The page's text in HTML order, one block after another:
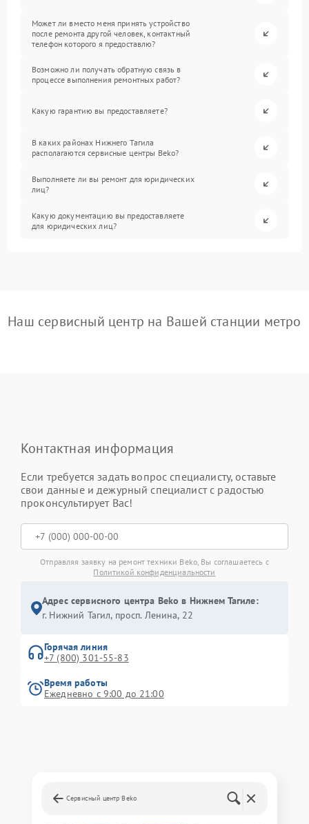
Может ли вместо меня принять устройство
после ремонта другой человек, контактный
телефон которого я предоставлю?
Возможно ли получать обратную связь в
процессе выполнения ремонтных работ?
Какую гарантию вы предоставляете?
В каких районах Нижнего Тагила
располагаются сервисные центры Beko?
Выполняете ли вы ремонт для юридических
лиц?
Какую документацию вы предоставляете
для юридических лиц?
Наш сервисный центр на Вашей станции метро
Контактная информация
Если требуется задать вопрос специалисту, оставьте
свои данные и дежурный специалист с радостью
проконсультирует Вас!
Отправляя заявку на ремонт техники Beko, Вы соглашаетесь с
Политикой конфиденциальности
Адрес сервисного центра Beko в Нижнем Тагиле:
г. Нижний Тагил, просп. Ленина, 22
Горячая линия
+7 (800) 301-55-83
Время работы
Ежедневно с 9:00 до 21:00
Сервисный центр Beko